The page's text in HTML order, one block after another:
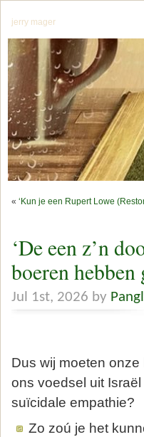
jerry mager
« ‘Kun je een Rupert Lowe
‘De een z’n
boeren
Jul 1st, 2026 by
Dus wij moeten
ons voedsel uit
suïcidale empathie?
Zo zoú je het